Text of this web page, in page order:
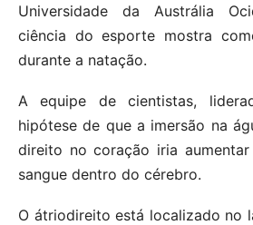
Universidade da Austrália
ciência do esporte mostra
durante a natação.
A equipe de cientistas,
hipótese de que a imersão na
direito no coração iria
sangue dentro do cérebro.
O átriodireito está localizado no